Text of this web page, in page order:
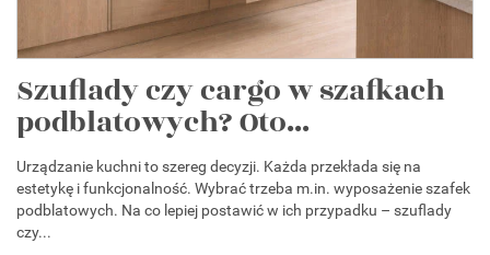
Szuflady czy cargo w szafkach
podblatowych? Oto...
Urządzanie kuchni to szereg decyzji. Każda przekłada się na
estetykę i funkcjonalność. Wybrać trzeba m.in. wyposażenie szafek
podblatowych. Na co lepiej postawić w ich przypadku – szuflady
czy...